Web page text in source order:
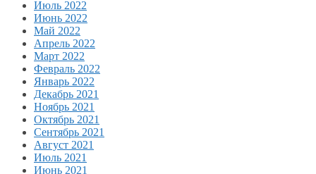
Июль 2022
Июнь 2022
Май 2022
Апрель 2022
Март 2022
Февраль 2022
Январь 2022
Декабрь 2021
Ноябрь 2021
Октябрь 2021
Сентябрь 2021
Август 2021
Июль 2021
Июнь 2021